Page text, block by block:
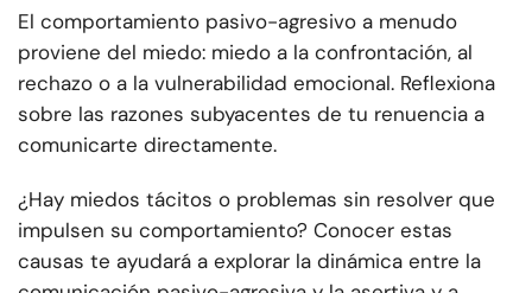
El comportamiento pasivo-agresivo a menudo
proviene del miedo: miedo a la confrontación, al
rechazo o a la vulnerabilidad emocional. Reflexiona
sobre las razones subyacentes de tu renuencia a
comunicarte directamente.
¿Hay miedos tácitos o problemas sin resolver que
impulsen su comportamiento? Conocer estas
causas te ayudará a explorar la dinámica entre la